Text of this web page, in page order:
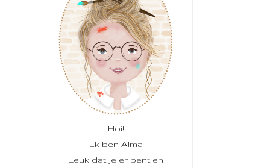
Hoi!
Ik ben Alma
Leuk dat je er bent en